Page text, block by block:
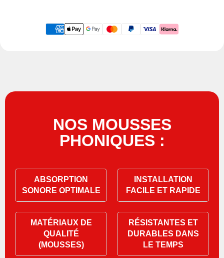
NOS MOUSSES
PHONIQUES :
ABSORPTION
SONORE OPTIMALE
INSTALLATION
FACILE ET RAPIDE
MATÉRIAUX DE
QUALITÉ
(MOUSSES)
RÉSISTANTES ET
DURABLES DANS
LE TEMPS